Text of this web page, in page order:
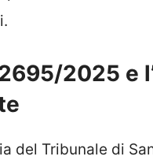
2025 e
del Tribunale di